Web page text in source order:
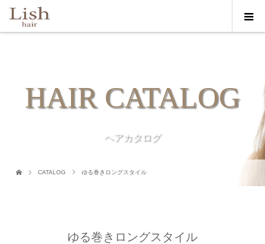
HAIR CATALOG
ヘアカタログ
CATALOG ゆる巻きロングスタイル
ゆる巻きロングスタイル